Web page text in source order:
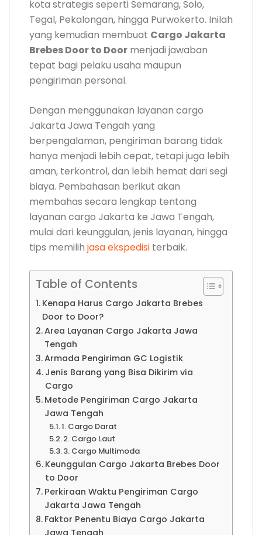
kota strategis seperti Semarang, Solo,
Tegal, Pekalongan, hingga Purwokerto. Inilah
yang kemudian membuat Cargo Jakarta
Brebes Door to Door menjadi jawaban
tepat bagi pelaku usaha maupun
pengiriman personal.
Dengan menggunakan layanan cargo
Jakarta Jawa Tengah yang
berpengalaman, pengiriman barang tidak
hanya menjadi lebih cepat, tetapi juga lebih
aman, terkontrol, dan lebih hemat dari segi
biaya. Pembahasan berikut akan
membahas secara lengkap tentang
layanan cargo Jakarta ke Jawa Tengah,
mulai dari keunggulan, jenis layanan, hingga
tips memilih jasa ekspedisi terbaik.
Table of Contents
Kenapa Harus Cargo Jakarta Brebes
Door to Door?
Area Layanan Cargo Jakarta Jawa
Tengah
Armada Pengiriman GC Logistik
Jenis Barang yang Bisa Dikirim via
Cargo
Metode Pengiriman Cargo Jakarta
Jawa Tengah
1. Cargo Darat
2. Cargo Laut
3. Cargo Multimoda
Keunggulan Cargo Jakarta Brebes Door
to Door
Perkiraan Waktu Pengiriman Cargo
Jakarta Jawa Tengah
Faktor Penentu Biaya Cargo Jakarta
Jawa Tengah